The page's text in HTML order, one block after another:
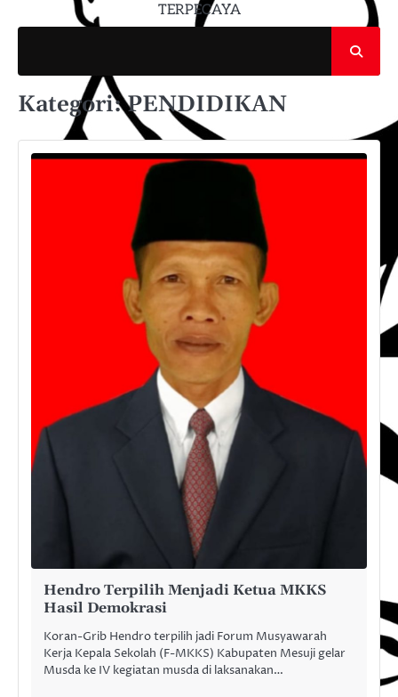
TERPECAYA
Kategori:PENDIDIKAN
Hendro Terpilih Menjadi Ketua MKKS
Hasil Demokrasi
Koran-Grib Hendro terpilih jadi Forum Musyawarah
Kerja Kepala Sekolah (F-MKKS) Kabupaten Mesuji gelar
Musda ke IV kegiatan musda di laksanakan…